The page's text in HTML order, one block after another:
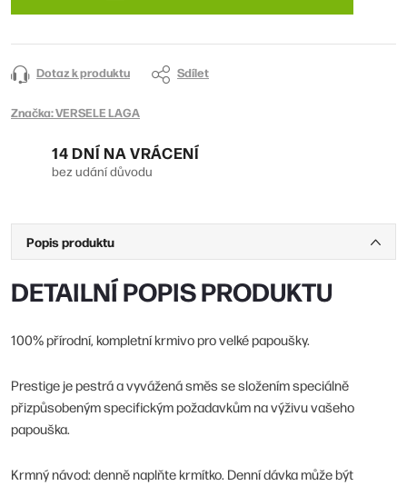
Dotaz k produktu Sdílet
Značka:VERSELE LAGA
14 DNÍ NA VRÁCENÍ
bez udání důvodu
Popis produktu
DETAILNÍ POPIS PRODUKTU
100% přírodní, kompletní krmivo pro velké papoušky.
Prestige je pestrá a vyvážená směs se složením speciálně
přizpůsobeným specifickým požadavkům na výživu vašeho
papouška.
Krmný návod: denně naplňte krmítko. Denní dávka může být